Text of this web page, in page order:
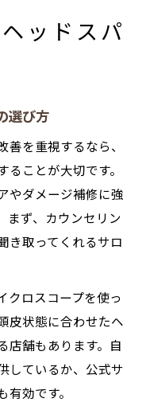
ッドスパ
選び方
善を重視するなら、
ことが大切です。
やダメージ補修に強
まず、カウンセリン
き取ってくれるサロ
クロスコープを使っ
皮状態に合わせたヘ
店舗もあります。自
しているか、公式サ
効です。